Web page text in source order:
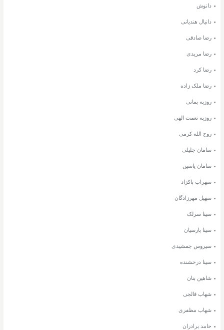
دانوش
دانیال هندیانی
رضا صادقی
رضا مریدی
رضا کرد
رضا ملک زاده
روزبه بمانی
روزبه نعمت الهی
روح الله کرمی
سامان جلیلی
سامان یاسین
سهراب پاکزاد
سهیل مهرزادگان
سینا سرلک
سینا پارسیان
سیروس جمشیدی
سینا درخشنده
شاهین بنان
شهاب فالجی
شهاب مظفری
حامد برادران